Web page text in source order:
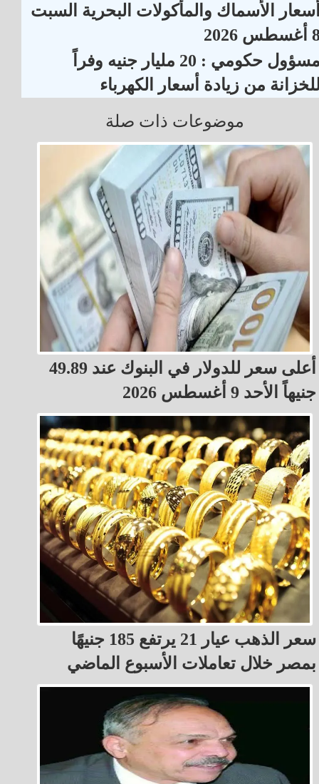
الأسماك والمأكولات البحرية السبت
2026
مسؤول حكومي : 20 مليار جنيه وفراً
من زيادة أسعار الكهرباء
موضوعات ذات صلة
أعلى سعر للدولار في البنوك عند 49.89
جنيهاً الأحد 9 أغسطس 2026
سعر الذهب عيار 21 يرتفع 185 جنيهًا
بمصر خلال تعاملات الأسبوع الماضي